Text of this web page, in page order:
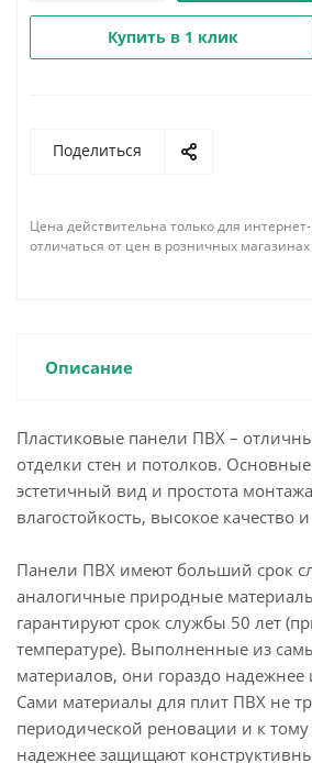
Купить в 1 клик
Поделиться
Цена действительна только для
отличаться от цен в розничных магазинах
Описание
Пластиковые панели ПВХ –
отделки стен и потолков.
эстетичный вид и простота
влагостойкость, высокое качество
Панели ПВХ имеют больший срок
аналогичные природные
гарантируют срок службы 50 лет
температуре). Выполненные из
материалов, они гораздо надежнее
Сами материалы для плит ПВХ не
периодической реновации и к тому
надежнее защищают